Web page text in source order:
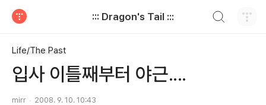
::: Dragon's Tail :::
Life/The Past
입사 이틀째부터 야근....
mirr 2008. 9. 10. 10:43